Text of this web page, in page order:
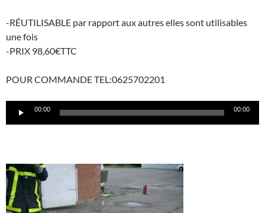
-RÉUTILISABLE par rapport aux autres elles sont utilisables
une fois
-PRIX 98,60€TTC
POUR COMMANDE TEL:0625702201
Lecteur00:00 00:00